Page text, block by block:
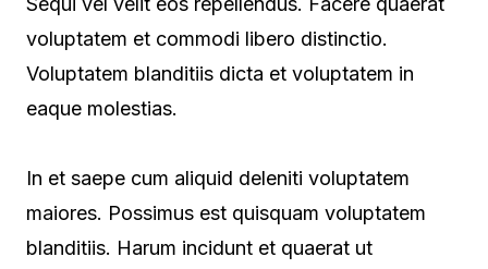
voluptatem et commodi libero distinctio.
Voluptatem blanditiis dicta et voluptatem in
eaque molestias.
In et saepe cum aliquid deleniti voluptatem
maiores. Possimus est quisquam voluptatem
blanditiis. Harum incidunt et quaerat ut